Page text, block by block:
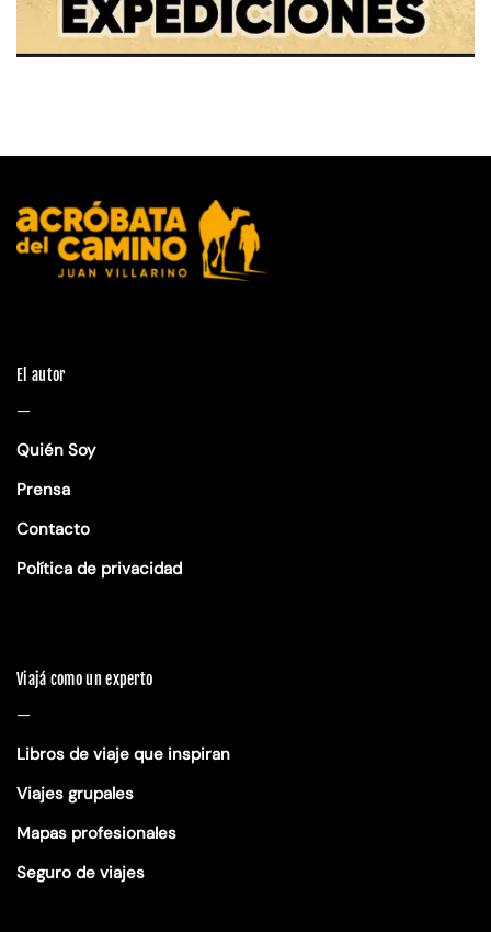
El autor
—
Quién Soy
Prensa
Contacto
Política de privacidad
Viajá como un experto
—
Libros de viaje que inspiran
Viajes grupales
Mapas profesionales
Seguro de viajes